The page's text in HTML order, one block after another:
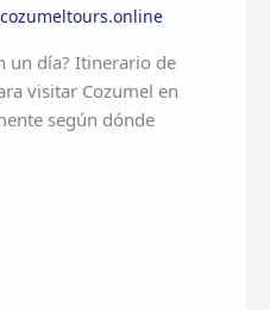
cozumeltours.online
un día? Itinerario de
visitar Cozumel en
según dónde